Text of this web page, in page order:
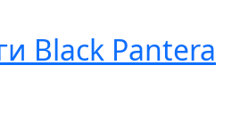
Black Pantera